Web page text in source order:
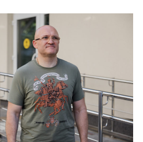
Дніпропетровської ОВА